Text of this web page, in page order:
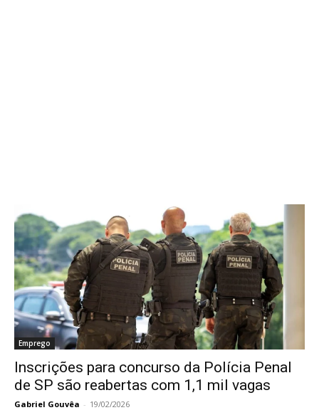
Emprego
Inscrições para concurso da Polícia Penal
de SP são reabertas com 1,1 mil vagas
Gabriel Gouvêa - 19/02/2026